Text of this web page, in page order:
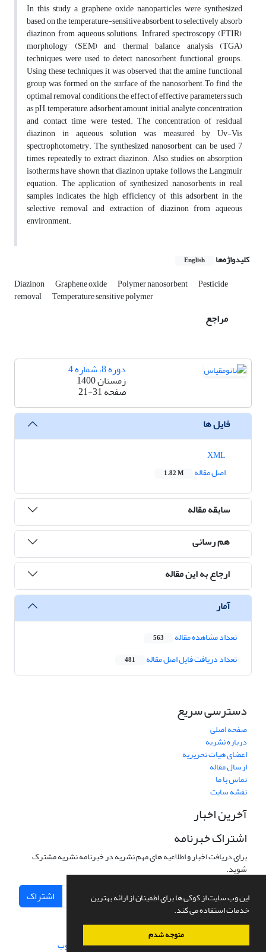
این وب سایت از کوکی ها برای اطمینان از ارائه بهترین
خدمات استفاده می کند.
متوجه شدم
In this study a graphene oxide nanoparticles were synthesized
based on the temperature-sensitive absorbent to selectively absorb
diazinon from aqueous solutions. Infrared spectroscopy (FTIR),
morphology (SEM) and thermal balance analysis (TGA)
techniques were used to detect nanosorbent functional groups.
Using these techniques, it was observed that the amine functional
group was formed on the surface of the nanosorbent.To find the
optimal removal conditions, the effect of effective parameters such
as pH, temperature, adsorbent amount, initial analyte concentration
and contact time were tested. The concentration of residual
diazinon in aqueous solution was measured by Uv-Vis
spectrophotometry. The synthesized nanosorbent can be used 7
times repeatedly to extract diazinon. Also, studies on absorption
isotherms have shown that diazinon uptake follows the Langmuir
equation. The application of synthesized nanosorbents in real
samples indicates the high efficiency of this adsorbent in the
selective removal and extraction of diazinon from aqueous
environment.
کلیدواژه‌ها English
Diazinon Graphene oxide Polymer nanosorbent Pesticide
removal Temperature sensitive polymer
مراجع
دوره 8، شماره 4
زمستان 1400
صفحه21-31
فایل ها
اصل مقاله
1.82 M
سابقه مقاله
هم رسانی
ارجاع به این مقاله
آمار
تعداد مشاهده مقاله 563
تعداد دریافت فایل اصل مقاله 481
دسترسی سریع
صفحه اصلی
درباره نشریه
اعضای هیات تحریریه
ارسال مقاله
تماس با ما
نقشه سایت
آخرین اخبار
اشتراک خبرنامه
برای دریافت اخبار و اطلاعیه های مهم نشریه در خبرنامه نشریه مشترک
شوید.
اشتراک
سامانه مدیریت نشریات علمی.طراحی و پیاده سازی از سیناوب